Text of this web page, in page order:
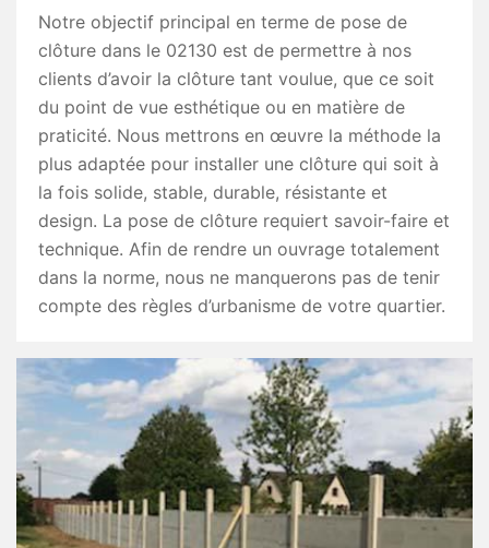
Notre objectif principal en terme de pose de
clôture dans le 02130 est de permettre à nos
clients d’avoir la clôture tant voulue, que ce soit
du point de vue esthétique ou en matière de
praticité. Nous mettrons en œuvre la méthode la
plus adaptée pour installer une clôture qui soit à
la fois solide, stable, durable, résistante et
design. La pose de clôture requiert savoir-faire et
technique. Afin de rendre un ouvrage totalement
dans la norme, nous ne manquerons pas de tenir
compte des règles d’urbanisme de votre quartier.